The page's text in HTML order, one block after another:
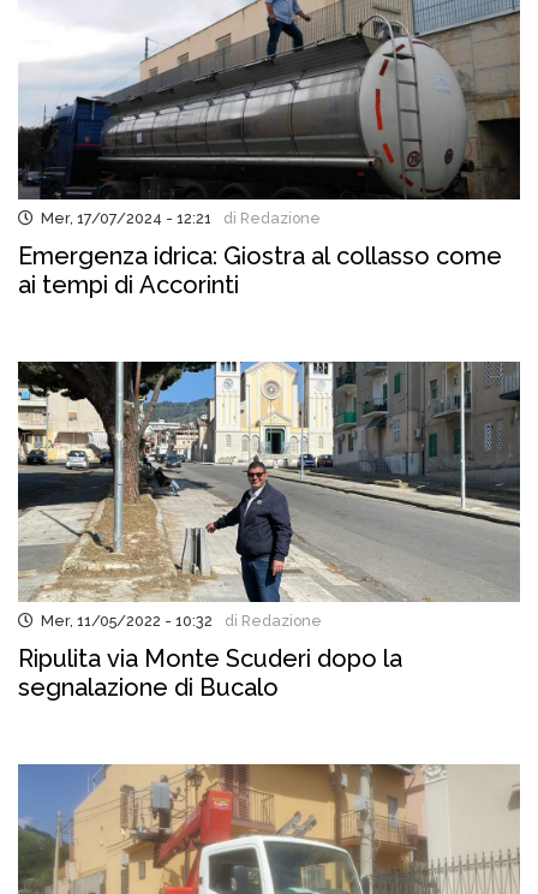
Mer, 17/07/2024 - 12:21 di Redazione
Emergenza idrica: Giostra al collasso come
ai tempi di Accorinti
Mer, 11/05/2022 - 10:32 di Redazione
Ripulita via Monte Scuderi dopo la
segnalazione di Bucalo